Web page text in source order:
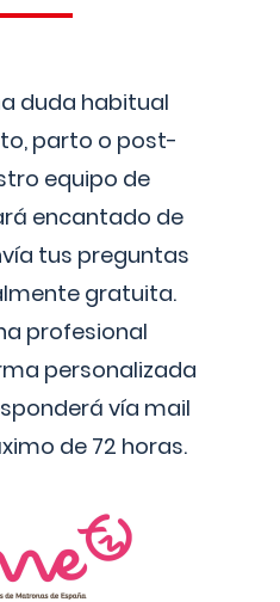
duda habitual
parto o post-
equipo de
encantado de
tus preguntas
gratuita.
profesional
personalizada
vía mail
de 72 horas.